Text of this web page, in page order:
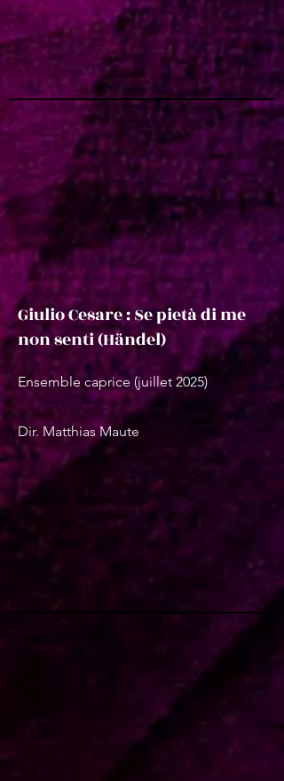
Giulio Cesare : Se pietà di me
non senti (Händel)
Ensemble caprice (juillet 2025)
Dir. Matthias Maute